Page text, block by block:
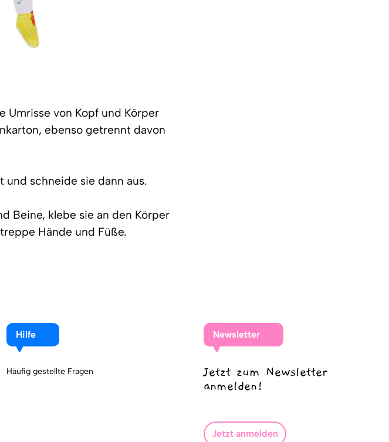
Umrisse von Kopf und Körper
ebenso getrennt davon
und schneide sie dann aus.
Beine, klebe sie an den Körper
Hände und Füße.
Hilfe
Häufig gestellte Fragen
Newsletter
Jetzt zum Newsletter
anmelden!
Jetzt anmelden